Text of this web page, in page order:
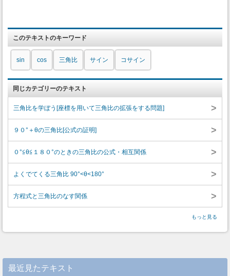
このテキストのキーワード
sin cos 三角比 サイン コサイン
同じカテゴリーのテキスト
三角比を学ぼう[座標を用いて三角比の拡張をする問題] >
９０°＋θの三角比[公式の証明] >
０°≦θ≦１８０°のときの三角比の公式・相互関係 >
よくでてくる三角比 90°<θ<180° >
方程式と三角比のなす関係 >
もっと見る
最近見たテキスト